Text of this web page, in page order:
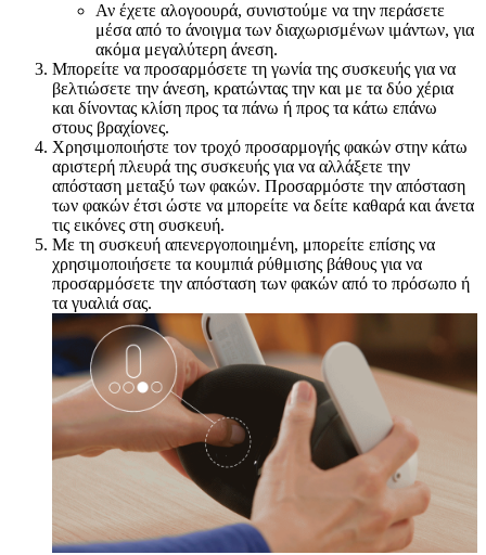
Αν έχετε αλογοουρά, συνιστούμε να την περάσετε
μέσα από το άνοιγμα των διαχωρισμένων ιμάντων, για
ακόμα μεγαλύτερη άνεση.
Μπορείτε να προσαρμόσετε τη γωνία της συσκευής για να
βελτιώσετε την άνεση, κρατώντας την και με τα δύο χέρια
και δίνοντας κλίση προς τα πάνω ή προς τα κάτω επάνω
στους βραχίονες.
Χρησιμοποιήστε τον τροχό προσαρμογής φακών στην κάτω
αριστερή πλευρά της συσκευής για να αλλάξετε την
απόσταση μεταξύ των φακών. Προσαρμόστε την απόσταση
των φακών έτσι ώστε να μπορείτε να δείτε καθαρά και άνετα
τις εικόνες στη συσκευή.
Με τη συσκευή απενεργοποιημένη, μπορείτε επίσης να
χρησιμοποιήσετε τα κουμπιά ρύθμισης βάθους για να
προσαρμόσετε την απόσταση των φακών από το πρόσωπο ή
τα γυαλιά σας.